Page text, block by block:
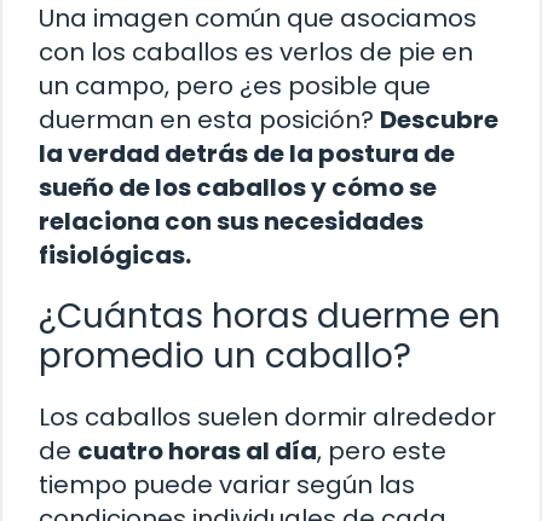
Una imagen común que asociamos
con los caballos es verlos de pie en
un campo, pero ¿es posible que
duerman en esta posición? Descubre
la verdad detrás de la postura de
sueño de los caballos y cómo se
relaciona con sus necesidades
fisiológicas.
¿Cuántas horas duerme en
promedio un caballo?
Los caballos suelen dormir alrededor
de cuatro horas al día, pero este
tiempo puede variar según las